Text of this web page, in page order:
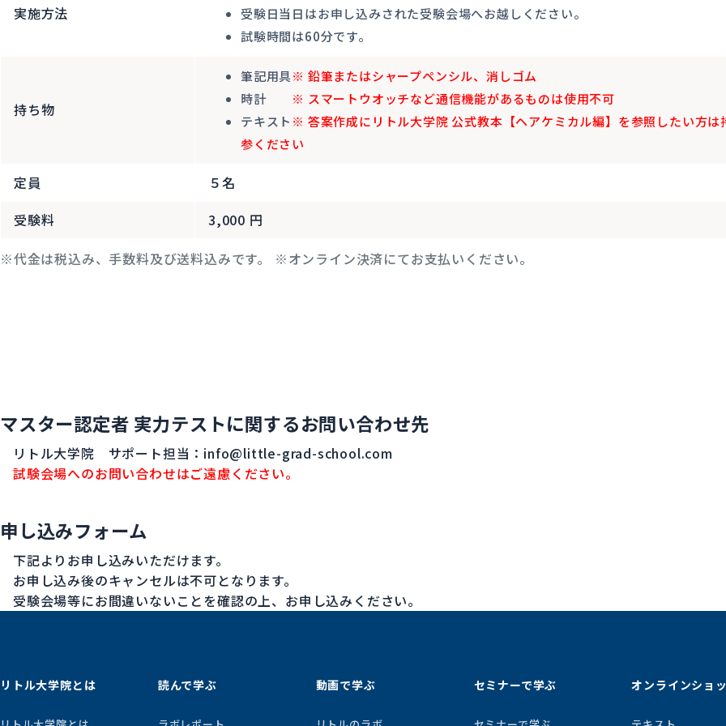
実施方法
受験日当日はお申し込みされた受験会場へお越しください。
試験時間は60分です。
持ち物
筆記用具※ 鉛筆またはシャープペンシル、消しゴム
時計 ※ スマートウオッチなど通信機能があるものは使用不可
テキスト ※ 答案作成にリトル大学院 公式教本【ヘアケミカル編】を参照したい方は
参ください
定員
５名
受験料
3,000 円
※代金は税込み、手数料及び送料込みです。 ※オンライン決済にてお支払いください。
マスター認定者 実力テストに関するお問い合わせ先
リトル大学院 サポート担当：info@little-grad-school.com
試験会場へのお問い合わせはご遠慮ください。
申し込みフォーム
下記よりお申し込みいただけます。
お申し込み後のキャンセルは不可となります。
受験会場等にお間違いないことを確認の上、お申し込みください。
リトル大学院とは 読んで学ぶ 動画で学ぶ セミナーで学ぶ オンラインショ